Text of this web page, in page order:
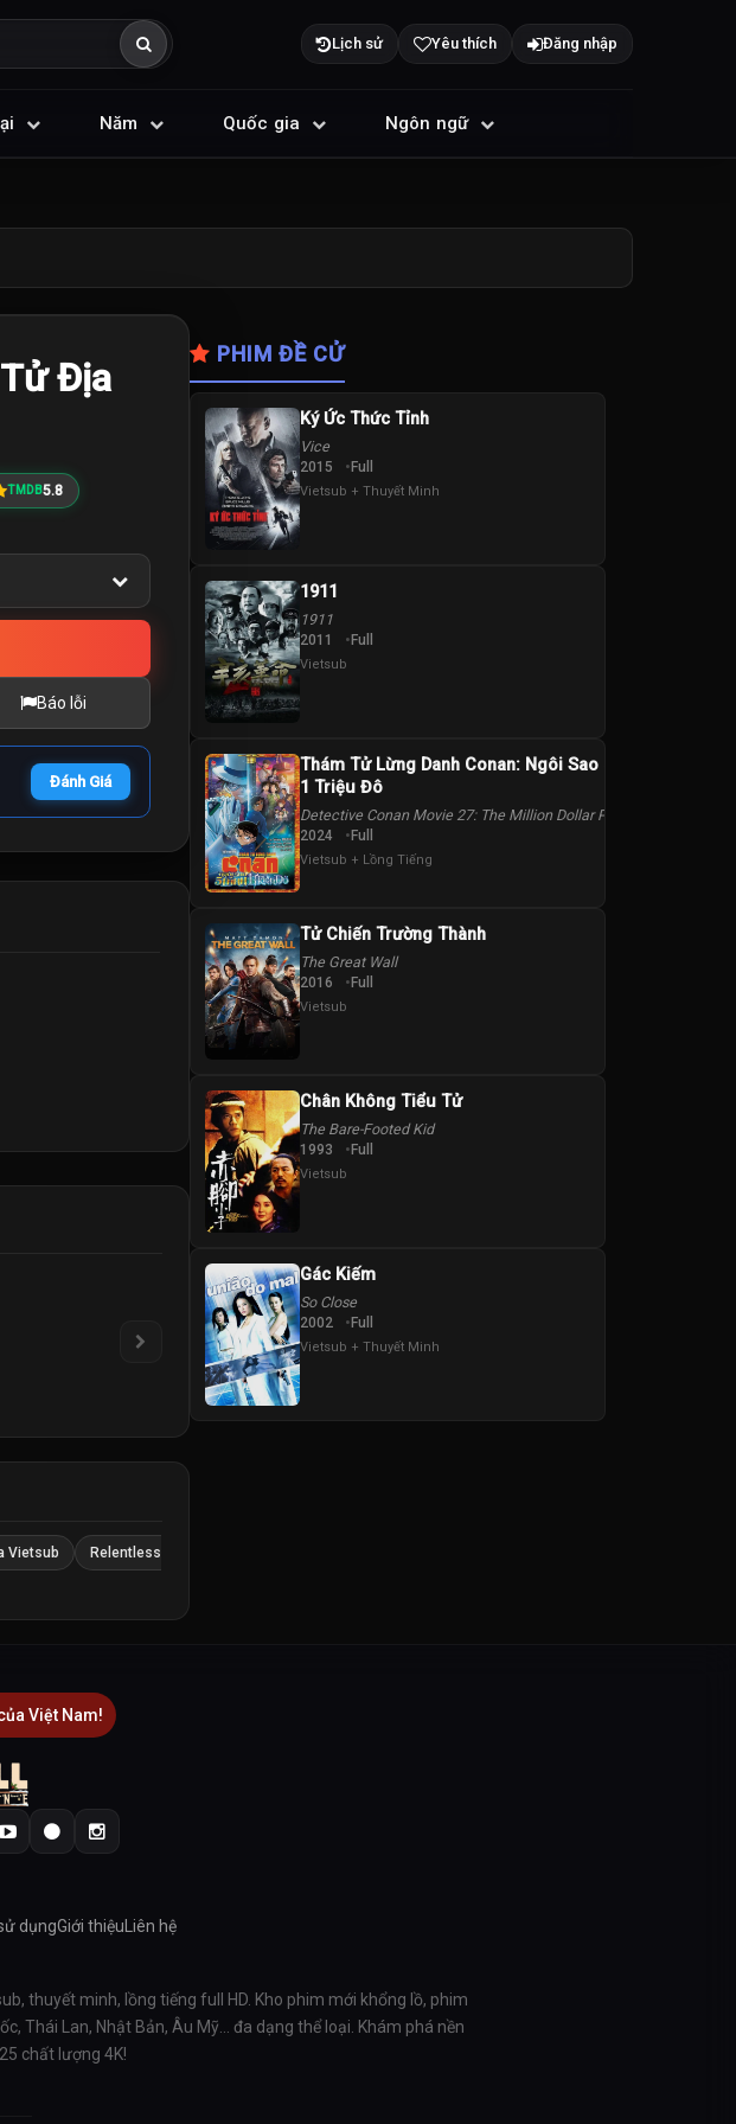
Lịch sử Yêu thích Đăng nhập
Năm Quốc gia Ngôn ngữ
Địa
TMDB5.8
Báo lỗi
Đánh Giá
Vietsub
Relentless
PHIM ĐỀ CỬ
Ký Ức Thức Tỉnh
Vice
2015 Full
Vietsub + Thuyết Minh
1911
1911
2011 Full
Vietsub
Thám Tử Lừng Danh Conan: Ngôi Sao 5 Cánh
1 Triệu Đô
Detective Conan Movie 27: The Million Dollar Pentagram
2024 Full
Vietsub + Lồng Tiếng
Tử Chiến Trường Thành
The Great Wall
2016 Full
Vietsub
Chân Không Tiểu Tử
The Bare-Footed Kid
1993 Full
Vietsub
Gác Kiếm
So Close
2002 Full
Vietsub + Thuyết Minh
Việt Nam!
dụngGiới thiệuLiên hệ
thuyết minh, lồng tiếng full HD. Kho phim mới khổng lồ, phim
Thái Lan, Nhật Bản, Âu Mỹ… đa dạng thể loại. Khám phá nền
chất lượng 4K!